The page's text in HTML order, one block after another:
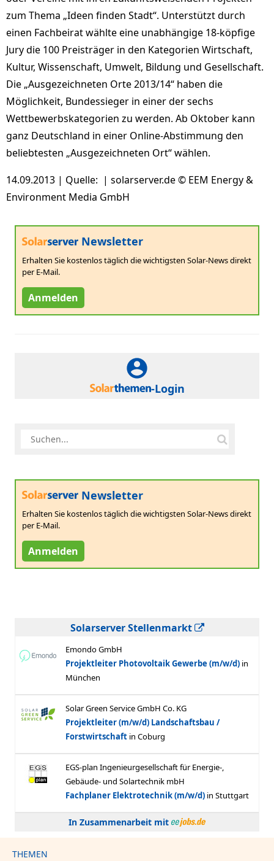
zum Thema „Ideen finden Stadt“. Unterstützt durch
einen Fachbeirat wählte eine unabhängige 18-köpfige
Jury die 100 Preisträger in den Kategorien Wirtschaft,
Kultur, Wissenschaft, Umwelt, Bildung und Gesellschaft.
Die „Ausgezeichneten Orte 2013/14“ haben die
Möglichkeit, Bundessieger in einer der sechs
Wettbewerbskategorien zu werden. Ab Oktober kann
ganz Deutschland in einer Online-Abstimmung den
beliebtesten „Ausgezeichneten Ort“ wählen.
14.09.2013 | Quelle: | solarserver.de © EEM Energy &
Environment Media GmbH
Newsletter
Erhalten Sie kostenlos täglich die wichtigsten Solar-News direkt
per E-Mail.
Anmelden
-Login
Newsletter
Erhalten Sie kostenlos täglich die wichtigsten Solar-News direkt
per E-Mail.
Anmelden
Solarserver Stellenmarkt
In Zusammenarbeit mit
THEMEN